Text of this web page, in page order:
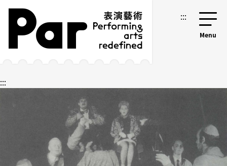
跳到主要內容區塊
網站導覽 :::
:::